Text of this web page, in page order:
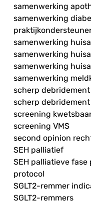
samenwerking
samenwerking
samenwerking
samenwerking
samenwerking
samenwerking
scherp debridement
scherp
screening
screening VMS
second opinion
SEH palliatief
SEH palliatieve
protocol
SGLT2-remmer
SGLT2-remmers